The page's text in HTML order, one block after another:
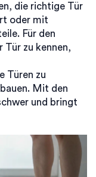
die richtige Tür
oder mit
Für den
Tür zu kennen,
Türen zu
Mit den
und bringt